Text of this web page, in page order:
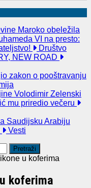
Maroko obeležila
VI na presto:
Društvo
NEW ROAD
zakon o pooštravanju
Volodimir Zelenski
mu priredio večeru
Saudijsku Arabiju
Vesti
u koferima
koferima